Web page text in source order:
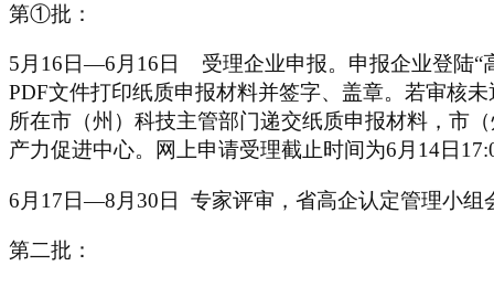
第①批：
5月16日—6月16日 受理企业申报。申报企业登陆“
PDF文件打印纸质申报材料并签字、盖章。若审核
所在市（州）科技主管部门递交纸质申报材料，市
产力促进中心。网上申请受理截止时间为6月14日
6月17日—8月30日 专家评审，省高企认定管理小组
第二批：